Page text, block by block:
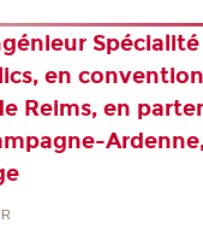
en
Reims, en